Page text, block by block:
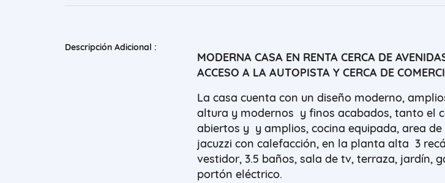
Descripción Adicional :
MODERNA CASA EN RENTA CERCA DE
ACCESO A LA AUTOPISTA Y CERCA DE
La casa cuenta con un diseño moderno,
altura y modernos y finos acabados, tanto el
abiertos y y amplios, cocina equipada, area
jacuzzi con calefacción, en la planta alta 3
vestidor, 3.5 baños, sala de tv, terraza, jardín,
portón eléctrico.